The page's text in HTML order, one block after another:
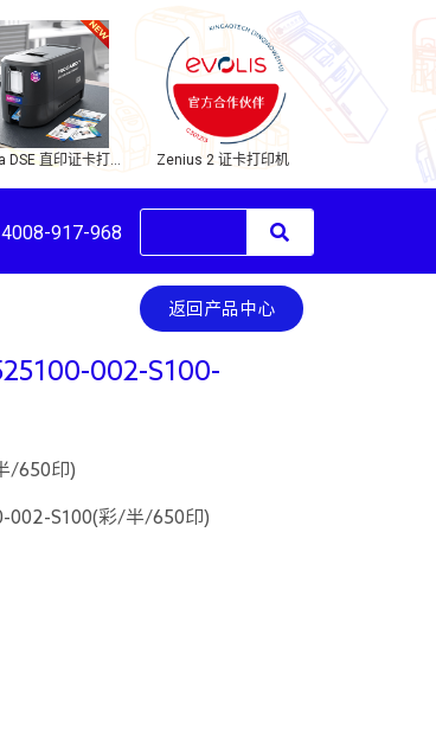
DSE 直印证卡打印
Zenius 2 证卡打印机
917-968
返回产品中心
002-S100-
/650印)
002-S100(彩/半/650印)